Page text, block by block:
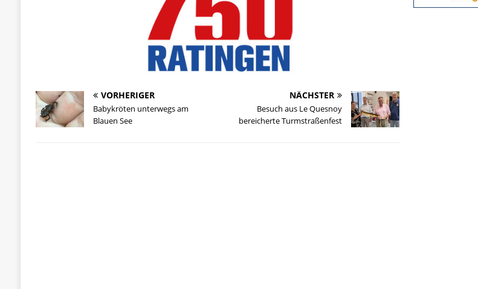
VORHERIGER
Babykröten unterwegs am
Blauen See
NÄCHSTER
Besuch aus Le Quesnoy
bereicherte Turmstraßenfest